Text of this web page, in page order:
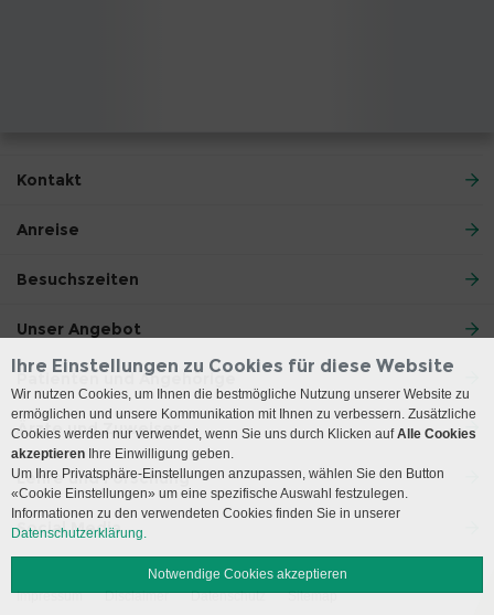
Kontakt
Anreise
Besuchszeiten
Unser Angebot
Patienten und Angehörige
Ärzte und Zuweiser
Lehre und Forschung
Social Media
Impressum Disclaimer Datenschutz Sitemap
Ihre Einstellungen zu Cookies für diese Website
Wir nutzen Cookies, um Ihnen die bestmögliche Nutzung unserer Website zu
ermöglichen und unsere Kommunikation mit Ihnen zu verbessern. Zusätzliche
Cookies werden nur verwendet, wenn Sie uns durch Klicken aufAlle Cookies
akzeptieren Ihre Einwilligung geben.
Um Ihre Privatsphäre-Einstellungen anzupassen, wählen Sie den Button
«Cookie Einstellungen» um eine spezifische Auswahl festzulegen.
Informationen zu den verwendeten Cookies finden Sie in unserer
Datenschutzerklärung.
Notwendige Cookies akzeptieren